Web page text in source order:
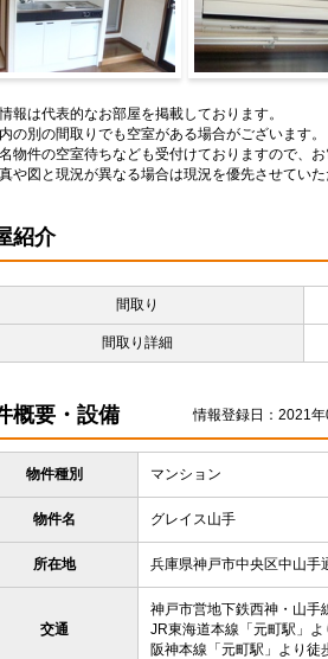
報は代表的なお部屋を掲載しております。
の別の間取りでも空室がある場合がございます。
物件の空室待ちなども受付けておりますので、
や図と現況が異なる場合は現況を優先させていた
紹介
間取り
間取り詳細
概要・設備 情報登録日：2021年
物件種別 マンション
物件名 グレイス山手
所在地 兵庫県神戸市中央区中山手
交通
神戸市営地下鉄西神・山手
JR東海道本線「元町駅」
阪神本線「元町駅」より徒